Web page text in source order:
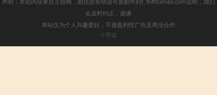
会及时纠正，谢谢
本站仅为个人兴趣爱好，不接盈利性广告及商业合作
小男孩